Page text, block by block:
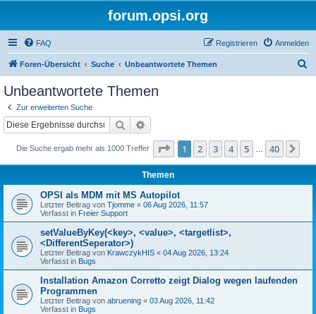
forum.opsi.org
FAQ Anmelden
Registrieren
Foren-Übersicht Suche Unbeantwortete Themen
Unbeantwortete Themen
Zur erweiterten Suche
Suche
Die Suche ergab mehr als 1000 Treffer Seite 1von 40
1 2 3 4 5 40
Themen
OPSI als MDM mit MS Autopilot
Letzter Beitrag von Tjomme « 06 Aug 2026, 11:57
Verfasst in Freier Support
setValueByKey(<key>, <value>, <targetlist>,
<DifferentSeperator>)
Letzter Beitrag von KrawczykHIS « 04 Aug 2026, 13:24
Verfasst in Bugs
Installation Amazon Corretto zeigt Dialog wegen laufenden
Programmen
Letzter Beitrag von abruening « 03 Aug 2026, 11:42
Verfasst in Bugs